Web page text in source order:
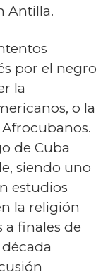
Antilla.
por el negro
la
o la
de Cuba
siendo uno
estudios
la religión
a finales de